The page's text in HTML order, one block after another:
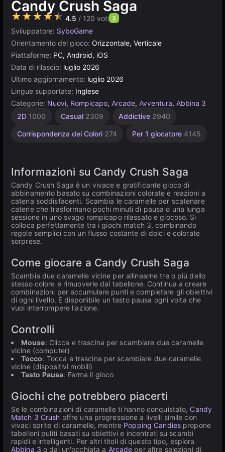
Candy Crush Saga
★★★★★ 4.5 / 120 voti 3
Sviluppatore: SyboGame
Orientamento del gioco: Orizzontale, Verticale
Piattaforme: PC, Android, iOS
Data di rilascio: luglio 2026
Ultimo aggiornamento: luglio 2026
Lingue supportate: Inglese
Categorie: Nuovi, Rompicapo, Arcade, Avventura, Abbina 3
2D 1000 Casual 2309 Addictive 2940
Corrispondenza dei Colori 274 Per 1 giocatore 4145
Informazioni su Candy Crush Saga
Candy Crush Saga è un vivace e gratificante gioco di
abbinamento basato su combinazioni colorate e reazioni a
catena soddisfacenti. Scambia le caramelle per scatenare
catene che trasformano pochi minuti di pausa o una lunga
sessione in uno svago rompicapo rilassato e giocoso. Si
colloca perfettamente tra i giochi match 3, combinando
regole semplici con un flusso costante di dolci e colorate
sorprese.
Come giocare a Candy Crush Saga
Scambia due caramelle vicine per allinearne tre o più dello
stesso colore e rimuoverle dal tabellone. Continua a creare
combinazioni per accumulare punti e completare gli obiettivi
di ogni livello. È disponibile un tasto pausa ogni volta che
vuoi interrompere l'azione.
Controlli
Mouse: Clicca e trascina per scambiare due caramelle
vicine (computer)
Tocco: Tocca e trascina per scambiare due caramelle
vicine (dispositivi mobili)
Tasto Pausa: Ferma il gioco
Giochi che potrebbero piacerti
Se le combinazioni di caramelle ti hanno conquistato, Candy
Match 3 Crush offre una progressione a livelli simile con
vivaci sprite di caramelle, mentre Popping Candies propone
tabelloni puliti basati su obiettivi e incentrati su scambi
rapidi e intelligenti. Per altri titoli di questo tipo, esplora
Abbina 3 o dai un'occhiata a Arcade per altre selezioni di